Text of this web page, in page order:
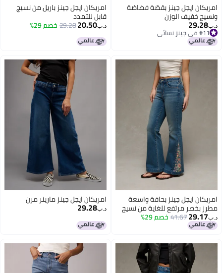
امريكان ايجل جينز بقصّة فضاضة
ونسيج خفيف الوزن
د.ب‏29.28
#11 في جينز نسائي
#11 في جينز نسائي
امريكان ايجل جينز باريل من نسيج
قابل للتمدد
د.ب‏20.50
29.28خصم 29%
امريكان ايجل جينز بحافة واسعة
مطرز بخصر مرتفع للغاية من نسيج
نكست ليفل
د.ب‏29.17
41.67خصم 29%
امريكان ايجل جينز مارينر مرن
د.ب‏29.28